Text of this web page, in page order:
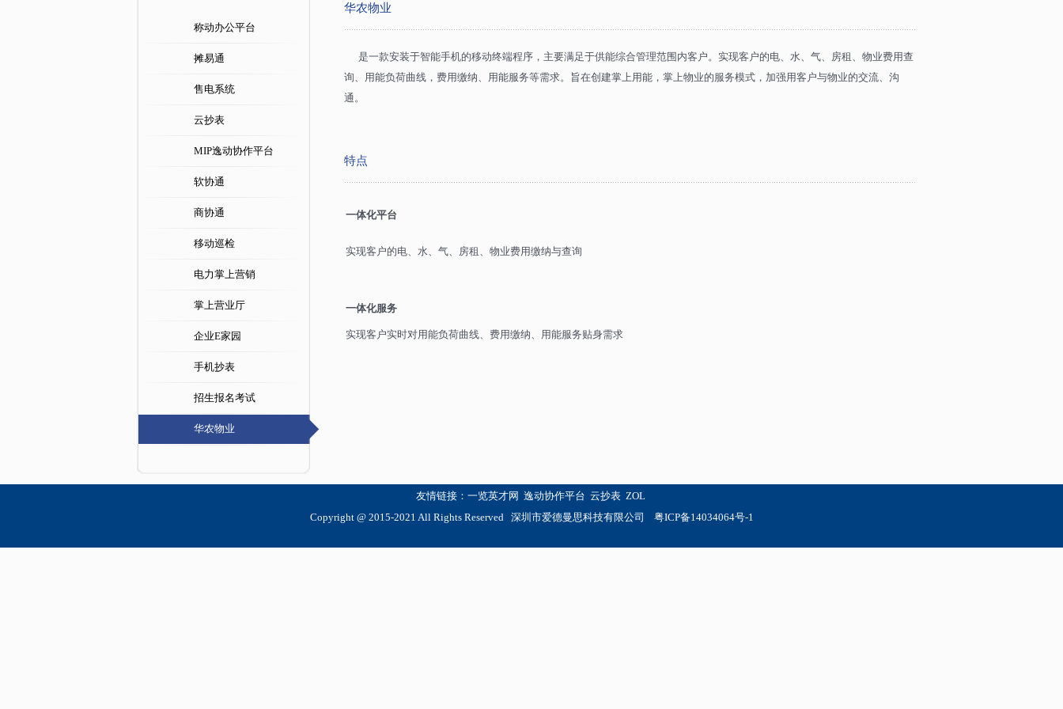
称动办公平台
摊易通
售电系统
云抄表
MIP逸动协作平台
软协通
商协通
移动巡检
电力掌上营销
掌上营业厅
企业E家园
手机抄表
招生报名考试
华农物业
华农物业
是一款安装于智能手机的移动终端程序，主要满足于供能综合管理范围内客户。实现客户的电、水、气、房租、物业费用查
询、用能负荷曲线，费用缴纳、用能服务等需求。旨在创建掌上用能，掌上物业的服务模式，加强用客户与物业的交流、沟
通。
特点
一体化平台
实现客户的电、水、气、房租、物业费用缴纳与查询
一体化服务
实现客户实时对用能负荷曲线、费用缴纳、用能服务贴身需求